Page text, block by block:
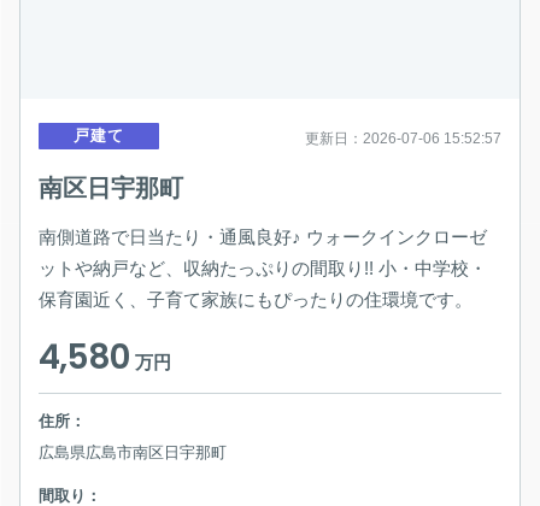
戸建て 更新日：2026-07-06 15:52:57
南区日宇那町
南側道路で日当たり・通風良好♪ ウォークインクローゼ
ットや納戸など、収納たっぷりの間取り!! 小・中学校・
保育園近く、子育て家族にもぴったりの住環境です。
4,580万円
住所：
広島県広島市南区日宇那町
間取り：